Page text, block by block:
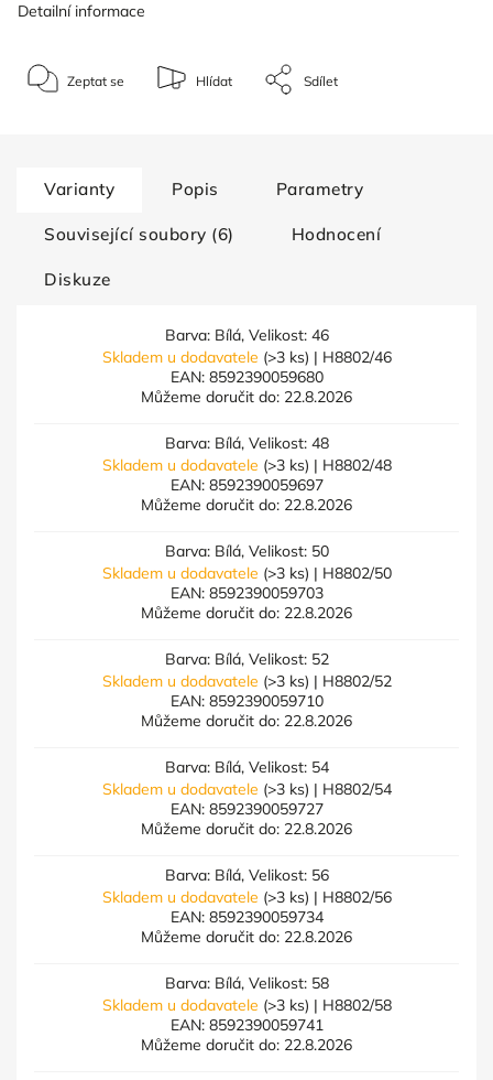
Detailní informace
Zeptat se Hlídat Sdílet
Varianty Popis Parametry
Související soubory (6) Hodnocení
Diskuze
Barva: Bílá, Velikost: 46
Skladem u dodavatele (>3 ks) | H8802/46
EAN: 8592390059680
Můžeme doručit do: 22.8.2026
Barva: Bílá, Velikost: 48
Skladem u dodavatele (>3 ks) | H8802/48
EAN: 8592390059697
Můžeme doručit do: 22.8.2026
Barva: Bílá, Velikost: 50
Skladem u dodavatele (>3 ks) | H8802/50
EAN: 8592390059703
Můžeme doručit do: 22.8.2026
Barva: Bílá, Velikost: 52
Skladem u dodavatele (>3 ks) | H8802/52
EAN: 8592390059710
Můžeme doručit do: 22.8.2026
Barva: Bílá, Velikost: 54
Skladem u dodavatele (>3 ks) | H8802/54
EAN: 8592390059727
Můžeme doručit do: 22.8.2026
Barva: Bílá, Velikost: 56
Skladem u dodavatele (>3 ks) | H8802/56
EAN: 8592390059734
Můžeme doručit do: 22.8.2026
Barva: Bílá, Velikost: 58
Skladem u dodavatele (>3 ks) | H8802/58
EAN: 8592390059741
Můžeme doručit do: 22.8.2026